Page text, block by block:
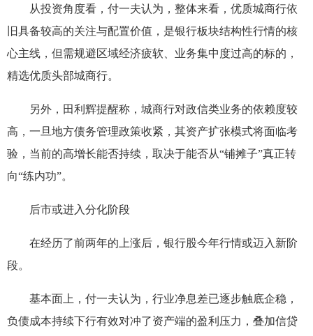
从投资角度看，付一夫认为，整体来看，优质城商行依
旧具备较高的关注与配置价值，是银行板块结构性行情的核
心主线，但需规避区域经济疲软、业务集中度过高的标的，
精选优质头部城商行。
另外，田利辉提醒称，城商行对政信类业务的依赖度较
高，一旦地方债务管理政策收紧，其资产扩张模式将面临考
验，当前的高增长能否持续，取决于能否从“铺摊子”真正转
向“练内功”。
后市或进入分化阶段
在经历了前两年的上涨后，银行股今年行情或迈入新阶
段。
基本面上，付一夫认为，行业净息差已逐步触底企稳，
负债成本持续下行有效对冲了资产端的盈利压力，叠加信贷